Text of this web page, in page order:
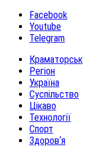
Facebook
Youtube
Telegram
Краматорськ
Регіон
Україна
Суспільство
Цікаво
Технології
Спорт
Здоров‘я